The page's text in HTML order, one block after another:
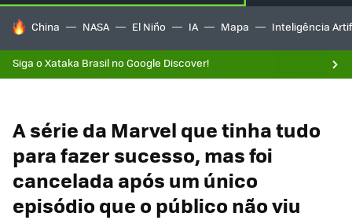
TENDÊNCIAS DO DIA
China NASA El Niño IA Mapa Inteligência
Siga o Xataka Brasil no Google Discover!
A série da Marvel que tinha tudo
para fazer sucesso, mas foi
cancelada após um único
episódio que o público não viu